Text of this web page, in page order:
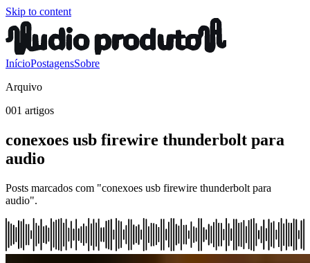
Skip to content
InícioPostagensSobre
Arquivo
001 artigos
conexoes usb firewire thunderbolt para
audio
Posts marcados com "conexoes usb firewire thunderbolt para
audio".